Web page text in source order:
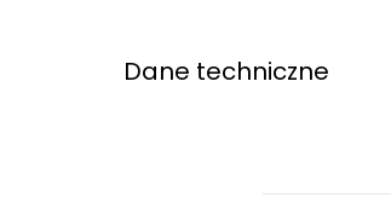
Dane techniczne